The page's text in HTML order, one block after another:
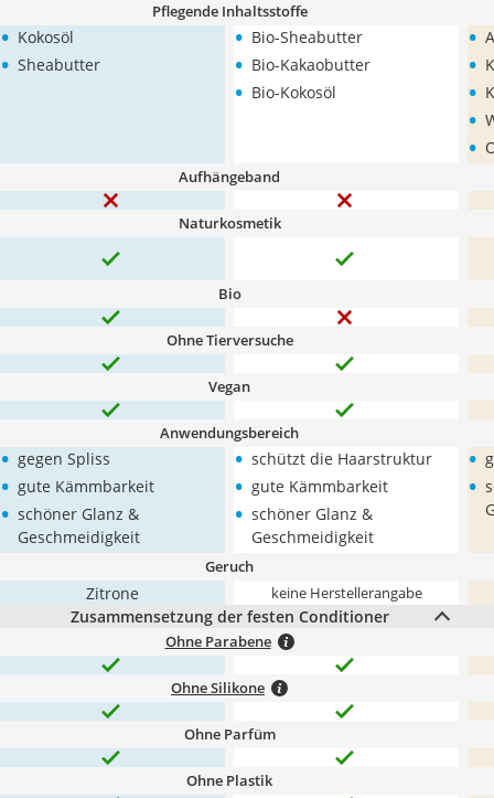
Pflegende Inhaltsstoffe
• Kokosöl
• Sheabutter
• Bio-Sheabutter
• Bio-Kakaobutter
• Bio-Kokosöl
•
•
•
•
•
Aufhängeband
Naturkosmetik
Bio
Ohne Tierversuche
Vegan
Anwendungsbereich
• gegen Spliss
• gute Kämmbarkeit
• schöner Glanz &
Geschmeidigkeit
• schützt die Haarstruktur
• gute Kämmbarkeit
• schöner Glanz &
Geschmeidigkeit
•
•
Geruch
Zitrone keine Herstellerangabe
Zusammensetzung der festen Conditioner
Ohne Parabene
Ohne Silikone
Ohne Parfüm
Ohne Plastik